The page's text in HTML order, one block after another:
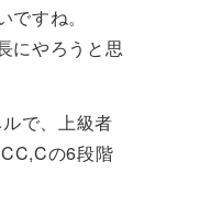
すね。
にやろうと思
で、上級者
の6段階